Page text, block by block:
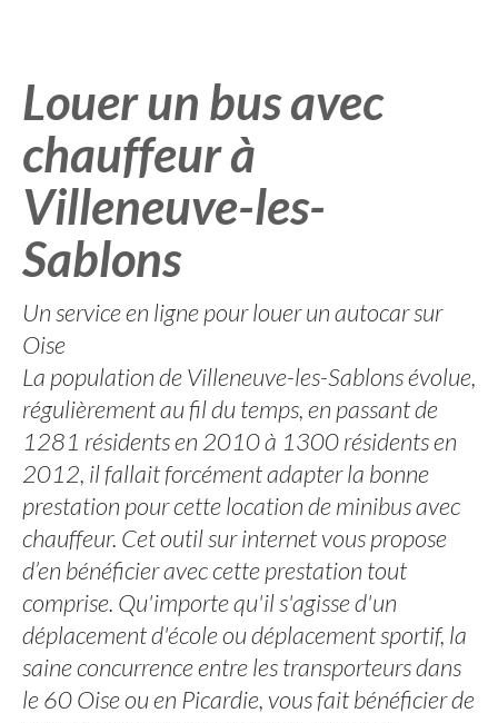
Louer un bus avec
chauffeur à
Villeneuve-les-
Sablons
Un service en ligne pour louer un autocar sur
Oise
La population de Villeneuve-les-Sablons évolue,
régulièrement au fil du temps, en passant de
1281 résidents en 2010 à 1300 résidents en
2012, il fallait forcément adapter la bonne
prestation pour cette location de minibus avec
chauffeur. Cet outil sur internet vous propose
d’en bénéficier avec cette prestation tout
comprise. Qu'importe qu'il s'agisse d'un
déplacement d'école ou déplacement sportif, la
saine concurrence entre les transporteurs dans
le 60 Oise ou en Picardie, vous fait bénéficier de